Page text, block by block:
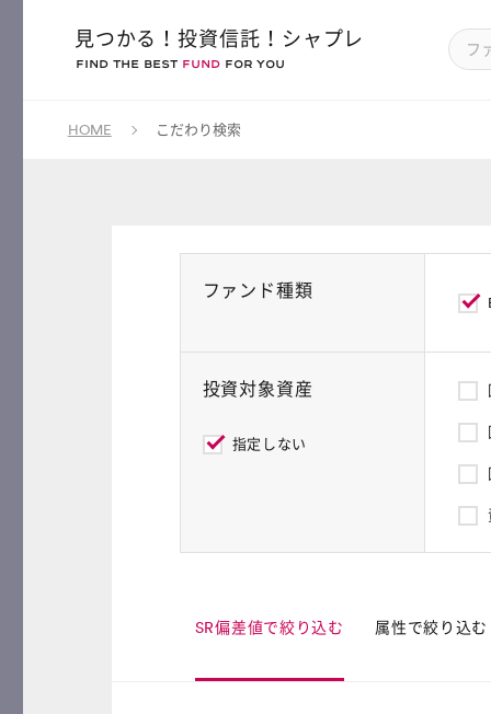
見つかる！投資信託！シャプレ
FIND THE BEST FUNDFOR YOU
HOME こだわり検索
ファンド種類
投資対象資産
指定しない
SR偏差値で絞り込む 属性で絞り込む